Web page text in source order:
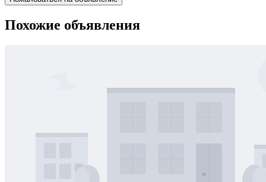
Похожие объявления